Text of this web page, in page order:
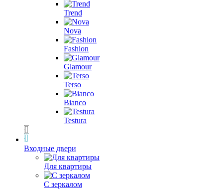
Trend
Nova
Fashion
Glamour
Terso
Bianco
Testura
Входные двери
Для квартиры
С зеркалом